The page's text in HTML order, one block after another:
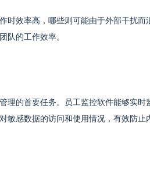
时效率高，哪些则可能由于外部干扰而
队的工作效率。
理的首要任务。员工监控软件能够实时
感数据的访问和使用情况，有效防止